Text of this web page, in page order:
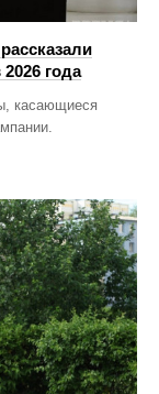
года
касающиеся